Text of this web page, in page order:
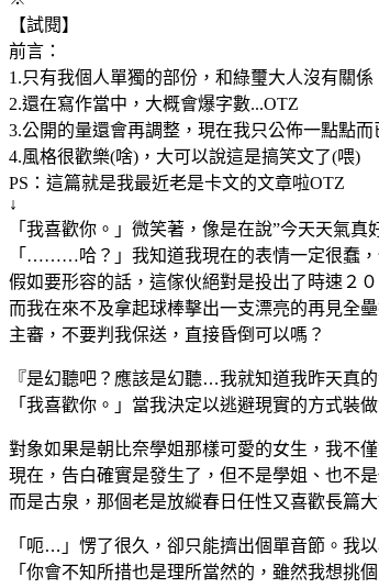
【試閱】
前言：
1.只有我個人單獨的部份，和綠璽大人沒有關
2.還在寫作當中，大概會爆字數...OTZ
3.公開的量還會再調整，現在我只公佈一點點而
4.風格很歡樂(啥)，大可以說這是搞笑文了(喂)
PS：這篇就是我最近老是卡文的文章啦OTZ
↓
「我喜歡你。」微笑著，像是在說”今天天氣
「………哈？」我知道我現在的表情一定很蠢
假如要形容的話，這傢伙絕對是投出了時速２
而我在來不及拿起球棒擊出一支漂亮的再見全
主審，不要判我保送，直接昏倒可以嗎？
『是幻聽吧？應該是幻聽…我就知道我昨天真
「我喜歡你。」當我決定以逃避現實的方式裝
對象如果是朝比奈學姐那樣可愛的女生，我不
現在，告白確實是發生了，但不是學姐、也不
而是古泉，那個老是放縱春日任性又喜歡長篇
「呃…」愣了很久，卻只能擠出個單音節。我
「你會不知所措也是理所當然的，雖然我想挑